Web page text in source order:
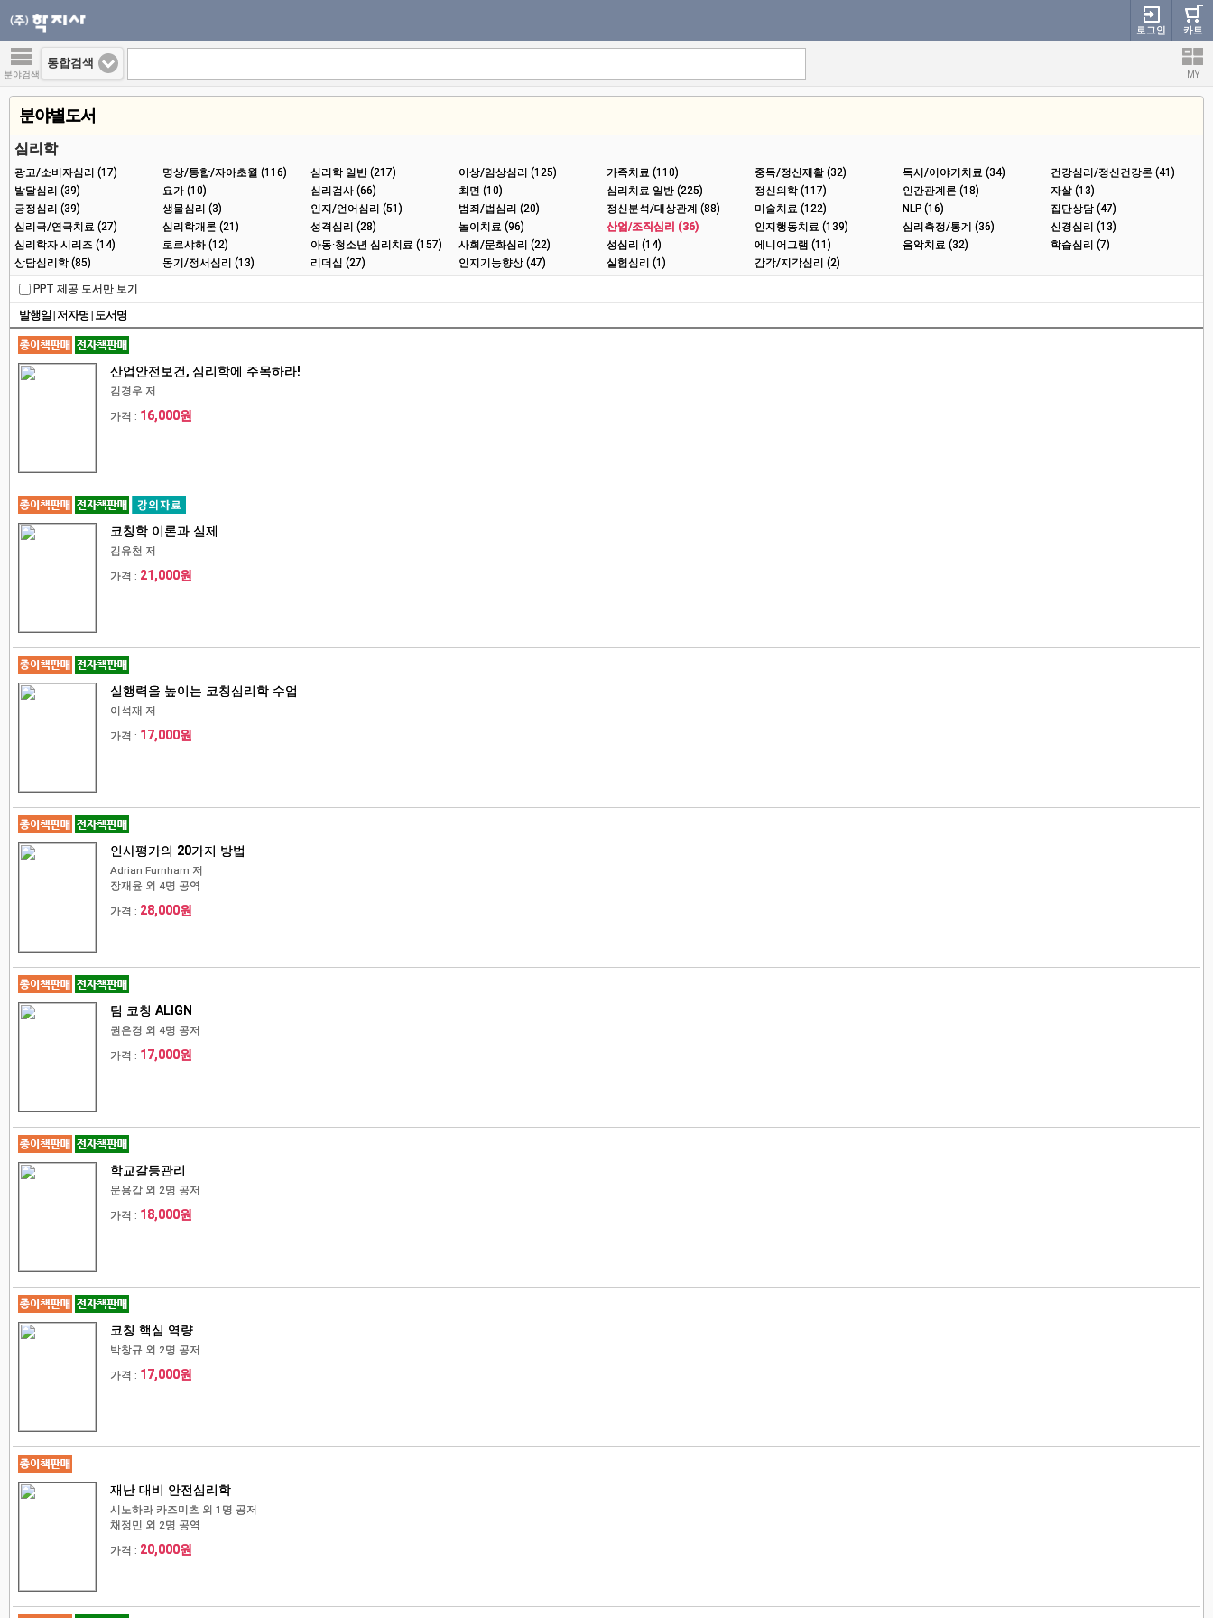
카트
로그인
분야검색 MY
통합검색
분야별도서
심리학
광고/소비자심리 (17) 명상/통합/자아초월 (116) 심리학 일반 (217) 이상/임상심리 (125) 가족치료 (110) 중독/정신재활 (32) 독서/이야기치료 (34)
건강심리/정신건강론 (41)
발달심리 (39)
요가 (10) 심리검사 (66) 최면 (10) 심리치료 일반 (225) 정신의학 (117) 인간관계론 (18)
자살 (13)
긍정심리 (39)
생물심리 (3) 인지/언어심리 (51) 범죄/법심리 (20) 정신분석/대상관계 (88) 미술치료 (122) NLP (16)
집단상담 (47)
심리극/연극치료 (27)
심리학개론 (21) 성격심리 (28) 놀이치료 (96) 산업/조직심리 (36) 인지행동치료 (139) 심리측정/통계 (36)
신경심리 (13)
심리학자 시리즈 (14)
로르샤하 (12) 아동·청소년 심리치료 (157) 사회/문화심리 (22) 성심리 (14) 에니어그램 (11) 음악치료 (32)
학습심리 (7)
상담심리학 (85)
동기/정서심리 (13) 리더십 (27) 인지기능향상 (47) 실험심리 (1) 감각/지각심리 (2)
PPT 제공 도서만 보기
발행일 | 저자명 | 도서명
산업안전보건, 심리학에 주목하라!
김경우 저
가격 : 16,000원
코칭학 이론과 실제
김유천 저
가격 : 21,000원
실행력을 높이는 코칭심리학 수업
이석재 저
가격 : 17,000원
인사평가의 20가지 방법
Adrian Furnham 저
장재윤 외 4명 공역
가격 : 28,000원
팀 코칭 ALIGN
권은경 외 4명 공저
가격 : 17,000원
학교갈등관리
문용갑 외 2명 공저
가격 : 18,000원
코칭 핵심 역량
박창규 외 2명 공저
가격 : 17,000원
재난 대비 안전심리학
시노하라 카즈미츠 외 1명 공저
채정민 외 2명 공역
가격 : 20,000원